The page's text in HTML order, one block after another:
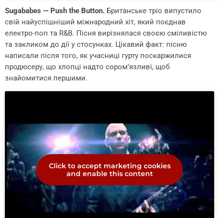
Sugababes — Push the Button. Британське тріо випустило
свій найуспішніший міжнародний хіт, який поєднав
електро-поп та R&B. Пісня вирізнялася своєю сміливістю
та закликом до дії у стосунках. Цікавий факт: пісню
написали після того, як учасниці гурту поскаржилися
продюсеру, що хлопці надто сором’язливі, щоб
знайомитися першими.
Click to accept marketing cookies
and enable this content